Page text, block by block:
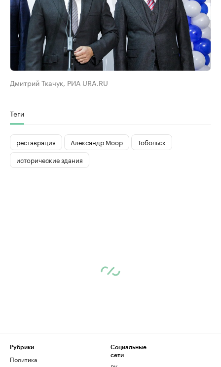
Дмитрий Ткачук, РИА URA.RU
Теги
реставрация Александр Моор
Тобольск
исторические здания
Рубрики
Политика
Социальные
сети